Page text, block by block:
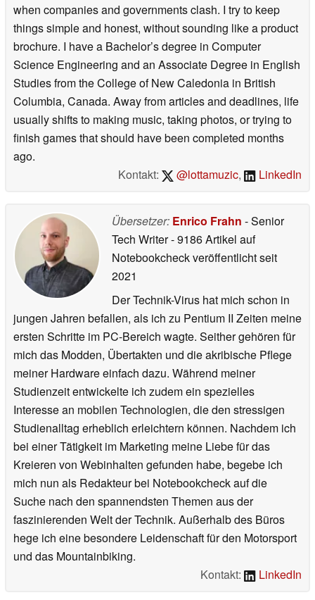
when companies and governments clash. I try to keep
things simple and honest, without sounding like a product
brochure. I have a Bachelor’s degree in Computer
Science Engineering and an Associate Degree in English
Studies from the College of New Caledonia in British
Columbia, Canada. Away from articles and deadlines, life
usually shifts to making music, taking photos, or trying to
finish games that should have been completed months
ago.
Kontakt:
@lottamuzic, LinkedIn
Übersetzer: Enrico Frahn - Senior
Tech Writer- 9186 Artikel auf
Notebookcheck veröffentlichtseit
2021
Der Technik-Virus hat mich schon in
jungen Jahren befallen, als ich zu Pentium II Zeiten meine
ersten Schritte im PC-Bereich wagte. Seither gehören für
mich das Modden, Übertakten und die akribische Pflege
meiner Hardware einfach dazu. Während meiner
Studienzeit entwickelte ich zudem ein spezielles
Interesse an mobilen Technologien, die den stressigen
Studienalltag erheblich erleichtern können. Nachdem ich
bei einer Tätigkeit im Marketing meine Liebe für das
Kreieren von Webinhalten gefunden habe, begebe ich
mich nun als Redakteur bei Notebookcheck auf die
Suche nach den spannendsten Themen aus der
faszinierenden Welt der Technik. Außerhalb des Büros
hege ich eine besondere Leidenschaft für den Motorsport
und das Mountainbiking.
Kontakt:
LinkedIn